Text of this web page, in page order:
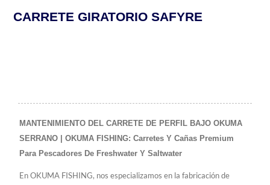
CARRETE GIRATORIO SAFYRE
MANTENIMIENTO DEL CARRETE DE PERFIL BAJO OKUMA
SERRANO | OKUMA FISHING: Carretes Y Cañas Premium
Para Pescadores De Freshwater Y Saltwater
En OKUMA FISHING, nos especializamos en la fabricación de